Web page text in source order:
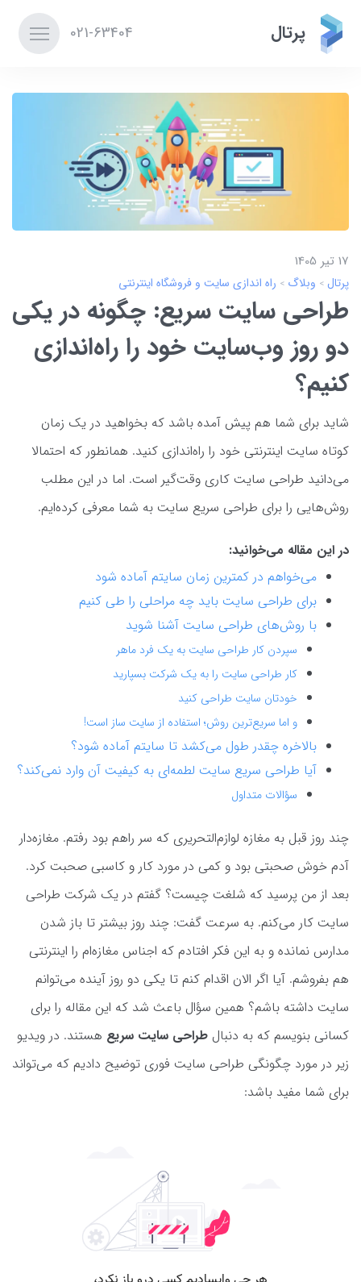
پرتال 021-63404
17 تير 1405
پرتال وبلاگ راه اندازی سایت و فروشگاه اینترنتی
طراحی سایت سریع: چگونه در یکی
دو روز وب‌سایت خود را راه‌اندازی
کنیم؟
شاید برای شما هم پیش آمده باشد که بخواهید در یک زمان
کوتاه سایت اینترنتی خود را راه‌اندازی کنید. همانطور که احتمالا
می‌دانید طراحی سایت کاری وقت‌گیر است. اما در این مطلب
روش‌هایی را برای طراحی سریع سایت به شما معرفی کرده‌ایم.
در این مقاله می‌خوانید:
می‌خواهم در کمترین زمان سایتم آماده شود
برای طراحی سایت باید چه مراحلی را طی کنیم
با روش‌های طراحی سایت آشنا شوید
سپردن کار طراحی سایت به یک فرد ماهر
کار طراحی سایت را به یک شرکت بسپارید
خودتان سایت طراحی کنید
و اما سریع‌ترین روش؛ استفاده از سایت ساز است!
بالاخره چقدر طول می‌کشد تا سایتم آماده شود؟
آیا طراحی سریع سایت لطمه‌ای به کیفیت آن وارد نمی‌کند؟
سؤالات متداول
چند روز قبل به مغازه لوازم‌التحریری که سر راهم بود رفتم. مغازه‌دار
آدم خوش صحبتی بود و کمی در مورد کار و کاسبی صحبت کرد.
بعد از من پرسید که شلغت چیست؟ گفتم در یک شرکت طراحی
سایت کار می‌کنم. به سرعت گفت: چند روز بیشتر تا باز شدن
مدارس نمانده و به این فکر افتادم که اجناس مغازه‌ام را اینترنتی
هم بفروشم. آیا اگر الان اقدام کنم تا یکی دو روز آینده می‌توانم
سایت داشته باشم؟ همین سؤال باعث شد که این مقاله را برای
کسانی بنویسم که به دنبال طراحی سایت سریع هستند. در ویدیو
زیر در مورد چگونگی طراحی سایت فوری توضیح دادیم که می‌تواند
برای شما مفید باشد: